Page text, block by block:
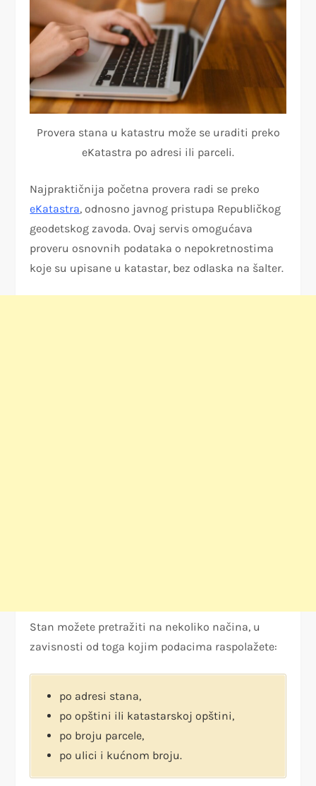
Provera stana u katastru može se uraditi preko
eKatastra po adresi ili parceli.
Najpraktičnija početna provera radi se preko
eKatastra, odnosno javnog pristupa Republičkog
geodetskog zavoda. Ovaj servis omogućava
proveru osnovnih podataka o nepokretnostima
koje su upisane u katastar, bez odlaska na šalter.
Stan možete pretražiti na nekoliko načina, u
zavisnosti od toga kojim podacima raspolažete:
po adresi stana,
po opštini ili katastarskoj opštini,
po broju parcele,
po ulici i kućnom broju.